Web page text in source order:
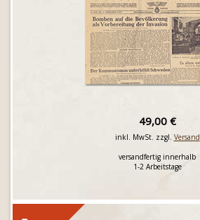
49,00 €
inkl. MwSt. zzgl. Versand
versandfertig innerhalb
1-2 Arbeitstage